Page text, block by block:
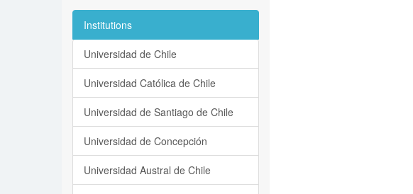
Institutions
Universidad de Chile
Universidad Católica de Chile
Universidad de Santiago de Chile
Universidad de Concepción
Universidad Austral de Chile